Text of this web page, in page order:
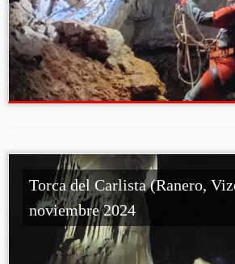
Torca del Carlista (Ranero,
noviembre 2024